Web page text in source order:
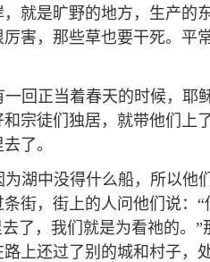
就是旷野的地方，生产的
害，那些草也要干死。平
回正当着春天的时候，耶
宗徒们独居，就带他们上
了。
湖中没得什么船，所以他
街，街上的人问他们说：“
了，我们就是为看祂的。”
上还过了别的城和村子，